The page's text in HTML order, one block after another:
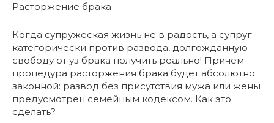
Расторжение брака
Когда супружеская жизнь не в радость, а супруг
категорически против развода, долгожданную
свободу от уз брака получить реально! Причем
процедура расторжения брака будет абсолютно
законной: развод без присутствия мужа или жены
предусмотрен семейным кодексом. Как это
сделать?